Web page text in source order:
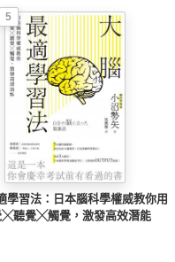
5
學習法：日本腦科學權威教你用
╳聽覺╳觸覺，激發高效潛能